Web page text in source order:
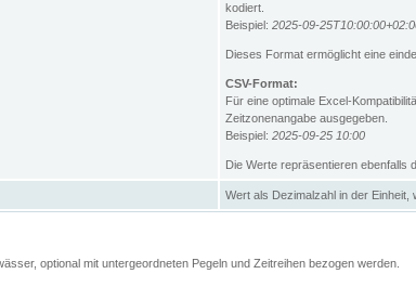
kodiert.
Beispiel: 2025-09-
Dieses Format ermöglicht eine
CSV-Format:
Für eine optimale Excel-
Zeitzonenangabe ausgegeben.
Beispiel: 2025-09-25 10:00
Die Werte repräsentieren ebenfalls
Wert als Dezimalzahl in der Einheit,
optional mit untergeordneten Pegeln und Zeitreihen bezogen werden.